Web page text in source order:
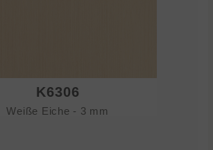
K6306
Weiße Eiche - 3 mm